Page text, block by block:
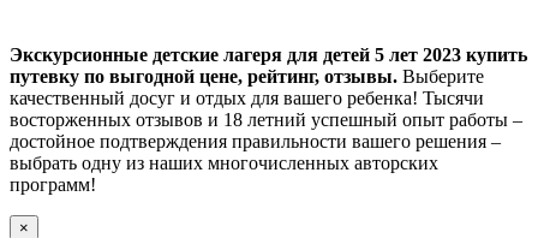
Экскурсионные детские лагеря для детей 5 лет 2023 купить
путевку по выгодной цене, рейтинг, отзывы. Выберите
качественный досуг и отдых для вашего ребенка! Тысячи
восторженных отзывов и 18 летний успешный опыт работы –
достойное подтверждения правильности вашего решения –
выбрать одну из наших многочисленных авторских
программ!
×